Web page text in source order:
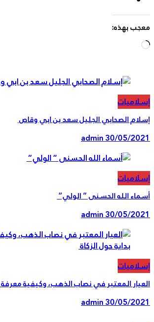
بهذه:
Loading…
الصحابي الجليل سعد بن ابي وقاص
admin30/05/
الله الحسنى ” الولي”
admin30/05/
المعتبر في نصاب الذهب، وكيفية معرفة
admin30/05/